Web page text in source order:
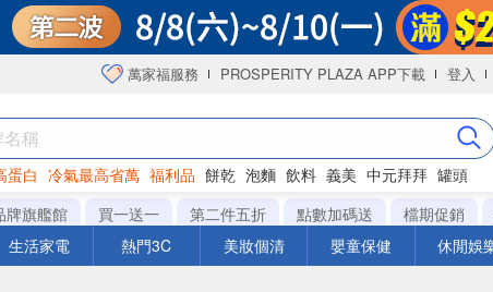
萬家福服務 PROSPERITY PLAZA APP下載 登入
蛋白 冷氣最高省萬 福利品 餅乾 泡麵 飲料 義美 中元拜拜 罐頭
牌旗艦館 買一送一 第二件五折 點數加碼送 檔期促銷
生活家電 熱門3C 美妝個清 嬰童保健 休閒娛